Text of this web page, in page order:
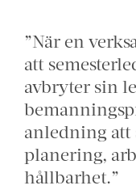
”När en
att
avbryter sin
anledning att
planering,
hållbarhet.”